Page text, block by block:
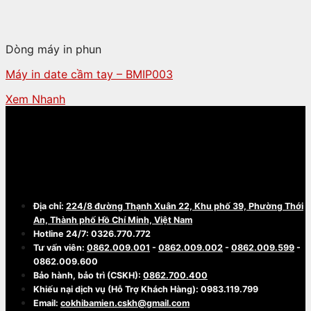
Dòng máy in phun
Máy in date cầm tay – BMIP003
Xem Nhanh
Địa chỉ: 224/8 đường Thạnh Xuân 22, Khu phố 39, Phường Thới
An, Thành phố Hồ Chí Minh, Việt Nam
Hotline 24/7: 0326.770.772
Tư vấn viên: 0862.009.001 - 0862.009.002 - 0862.009.599 -
0862.009.600
Bảo hành, bảo trì (CSKH): 0862.700.400
Khiếu nại dịch vụ (Hỗ Trợ Khách Hàng): 0983.119.799
Email: cokhibamien.cskh@gmail.com